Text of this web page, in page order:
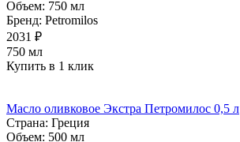
Объем: 750 мл
Бренд: Petromilos
2031 ₽
750 мл
Купить в 1 клик
Масло оливковое Экстра Петромилос 0,5 л
Страна: Греция
Объем: 500 мл